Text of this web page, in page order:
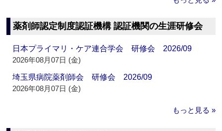
薬剤師認定制度認証機構 認証機関の生涯研修会
日本プライマリ・ケア連合学会 研修会 2026/09
2026年08月07日 (金)
埼玉県病院薬剤師会 研修会 2026/09
2026年08月07日 (金)
もっと見る »